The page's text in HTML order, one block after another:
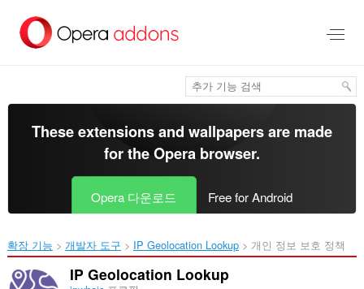
건
These extensions and wallpapers are made
for theOpera browser.
Opera 다운로드 Free for Android
확장 기능 개발자 도구 IP Geolocation Lookup‎ 개인 정보 보호 정책
IP Geolocation Lookup